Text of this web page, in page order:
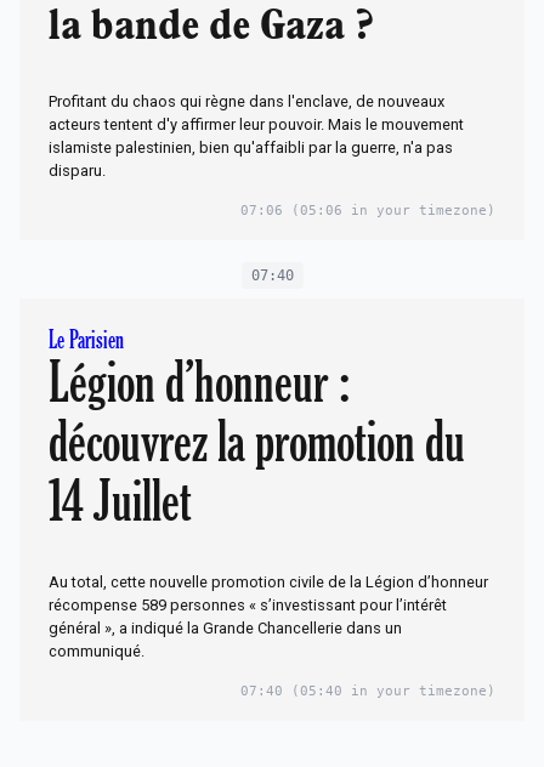
la bande de Gaza ?
Profitant du chaos qui règne dans l'enclave, de nouveaux
acteurs tentent d'y affirmer leur pouvoir. Mais le mouvement
islamiste palestinien, bien qu'affaibli par la guerre, n'a pas
disparu.
07:06 (05:06 in your timezone)
07:40
Le Parisien
Légion d’honneur :
découvrez la promotion du
14 Juillet
Au total, cette nouvelle promotion civile de la Légion d’honneur
récompense 589 personnes « s’investissant pour l’intérêt
général », a indiqué la Grande Chancellerie dans un
communiqué.
07:40 (05:40 in your timezone)